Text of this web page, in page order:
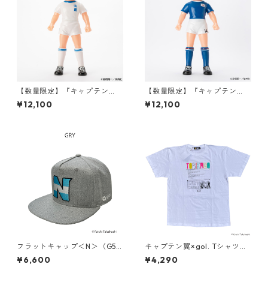
【数量限定】『キャプテン
翼』ソフビコレクション 石崎
了「南葛SCユニフォーム（ブ
¥12,100
【数量限定】『キャプテン
翼』ソフビコレクション 石崎
了「国際Jr.ユース大会日本代
¥12,100
フラットキャップ＜N＞（G58
3-801）
¥6,600
キャプテン翼×gol. Tシャツ
【TORIKAGO】(G492-478)
¥4,290